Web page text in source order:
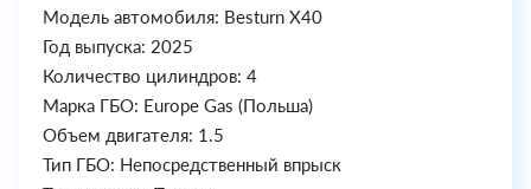
Модель автомобиля: Besturn X40
Год выпуска: 2025
Количество цилиндров: 4
Марка ГБО: Europe Gas (Польша)
Объем двигателя: 1.5
Тип ГБО: Непосредственный впрыск